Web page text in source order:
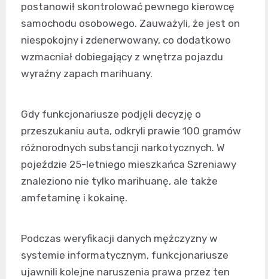
postanowił skontrolować pewnego kierowcę
samochodu osobowego. Zauważyli, że jest on
niespokojny i zdenerwowany, co dodatkowo
wzmacniał dobiegający z wnętrza pojazdu
wyraźny zapach marihuany.
Gdy funkcjonariusze podjęli decyzję o
przeszukaniu auta, odkryli prawie 100 gramów
różnorodnych substancji narkotycznych. W
pojeździe 25-letniego mieszkańca Szreniawy
znaleziono nie tylko marihuanę, ale także
amfetaminę i kokainę.
Podczas weryfikacji danych mężczyzny w
systemie informatycznym, funkcjonariusze
ujawnili kolejne naruszenia prawa przez ten